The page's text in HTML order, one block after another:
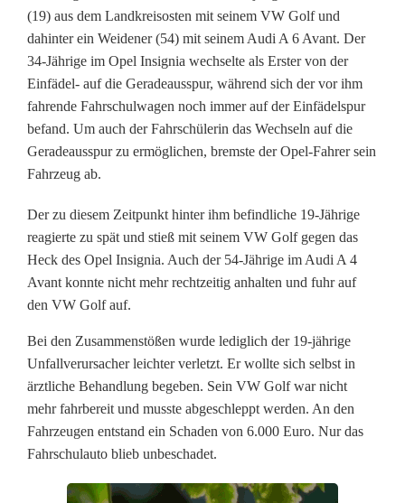
f
f
a
h
r
u
n
f
a
l
l
i
n
W
(19) aus dem Landkreisosten mit seinem VW Golf und
dahinter ein Weidener (54) mit seinem Audi A 6 Avant. Der
34-Jährige im Opel Insignia wechselte als Erster von der
Einfädel- auf die Geradeausspur, während sich der vor ihm
fahrende Fahrschulwagen noch immer auf der Einfädelspur
befand. Um auch der Fahrschülerin das Wechseln auf die
Geradeausspur zu ermöglichen, bremste der Opel-Fahrer sein
Fahrzeug ab.
Der zu diesem Zeitpunkt hinter ihm befindliche 19-Jährige
reagierte zu spät und stieß mit seinem VW Golf gegen das
Heck des Opel Insignia. Auch der 54-Jährige im Audi A 4
Avant konnte nicht mehr rechtzeitig anhalten und fuhr auf
den VW Golf auf.
Bei den Zusammenstößen wurde lediglich der 19-jährige
Unfallverursacher leichter verletzt. Er wollte sich selbst in
ärztliche Behandlung begeben. Sein VW Golf war nicht
mehr fahrbereit und musste abgeschleppt werden. An den
Fahrzeugen entstand ein Schaden von 6.000 Euro. Nur das
Fahrschulauto blieb unbeschadet.